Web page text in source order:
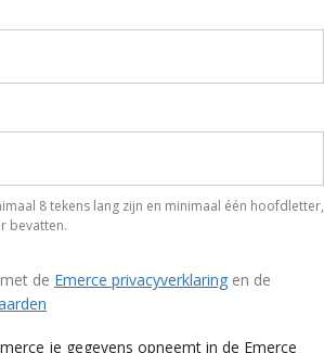
8 tekens lang zijn en minimaal één hoofdletter,
bevatten.
de Emerce privacyverklaring en de
je gegevens opneemt in de Emerce